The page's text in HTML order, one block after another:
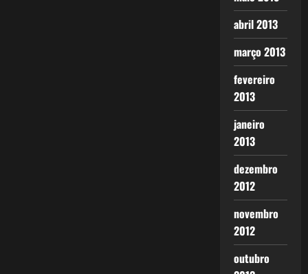
abril 2013
março 2013
fevereiro
2013
janeiro
2013
dezembro
2012
novembro
2012
outubro